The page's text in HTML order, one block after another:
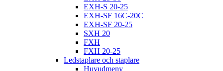
EXH-S 20-25
EXH-SF 16C-20C
EXH-SF 20-25
SXH 20
FXH
FXH 20-25
Ledstaplare och staplare
Huvudmeny